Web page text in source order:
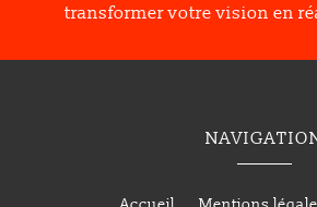
transformer votre vision en